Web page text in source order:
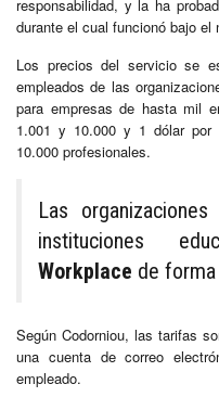
responsabilidad, y la ha
durante el cual funcionó bajo el
Los precios del servicio se
empleados de las
para empresas de hasta mil
1.001 y 10.000 y 1 dólar
10.000 profesionales.
Las
instituciones
Workplace de
Según Codorniou, las tarifas
una cuenta de correo
empleado.